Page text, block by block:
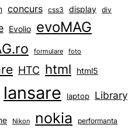
concurs css3 display div
Evolio evoMAG
formulare foto
HTC html html5
lansare laptop Library
Nikon nokia performanta